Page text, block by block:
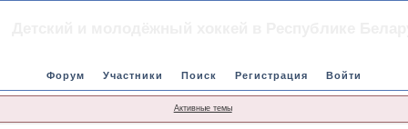
Форум Участники Поиск Регистрация Войти
Активные темы